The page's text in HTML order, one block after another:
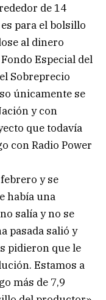
de 14
para el bolsillo
al dinero
Especial del
Sobreprecio
únicamente se
y con
que todavía
con Radio Power
y se
había una
salía y no se
pasada salió y
pidieron que le
Estamos a
más de 7,9